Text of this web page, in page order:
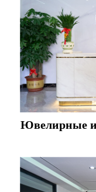
Ювелирные